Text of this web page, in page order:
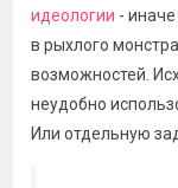
или задачи. При
проекта или
идеологии -
в рыхлого
возможностей.
неудобно
Или отдельную